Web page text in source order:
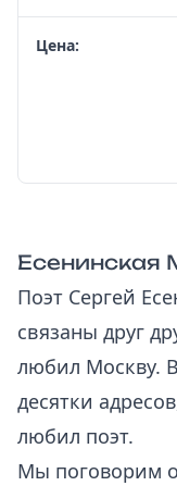
Цена:
Есенинская
Поэт Сергей
связаны друг
любил Москву.
десятки
любил поэт.
Мы поговорим